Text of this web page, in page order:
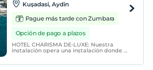
Kuşadasi, Aydin
Pague más tarde con Zumbara
Opción de pago a plazos
HOTEL CHARISMA DE-LUXE: Nuestra
instalación opera una instalación donde el